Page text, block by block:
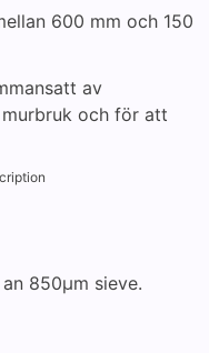
600 mm och 150
av
och för att
850μm sieve.